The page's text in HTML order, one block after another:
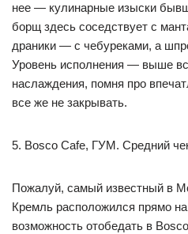
нее — кулинарные изыски
борщ здесь соседствует с
драники — с чебуреками, а
Уровень исполнения — выше
наслаждения, помня про
все же не закрывать.
5. Bosco Cafe, ГУМ. Средний
Пожалуй, самый известный в
Кремль расположился прямо
возможность отобедать в